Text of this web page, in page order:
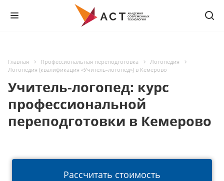
Главная Профессиональная переподготовка
Логопедия
Логопедия (квалификация «Учитель-логопед») в Кемерово
Учитель-логопед: курс
профессиональной
переподготовки в Кемерово
Рассчитать стоимость